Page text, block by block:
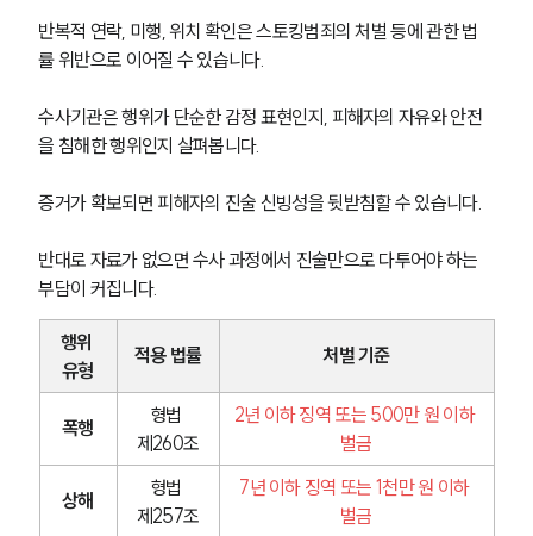
반복적 연락, 미행, 위치 확인은 스토킹범죄의 처벌 등에 관한 법
률 위반으로 이어질 수 있습니다.
수사기관은 행위가 단순한 감정 표현인지, 피해자의 자유와 안전
을 침해한 행위인지 살펴봅니다.
증거가 확보되면 피해자의 진술 신빙성을 뒷받침할 수 있습니다.
반대로 자료가 없으면 수사 과정에서 진술만으로 다투어야 하는
부담이 커집니다.
행위
유형
적용 법률 처벌 기준
폭행
형법
제260조
2년 이하 징역 또는 500만 원 이하
벌금
상해
형법
제257조
7년 이하 징역 또는 1천만 원 이하
벌금